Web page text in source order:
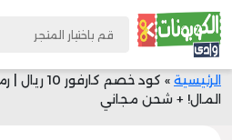
الرئيسية »
المال! + شحن مجاني